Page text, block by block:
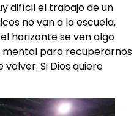
difícil el trabajo de un
no van a la escuela,
horizonte se ven algo
mental para recuperarnos
Si Dios quiere